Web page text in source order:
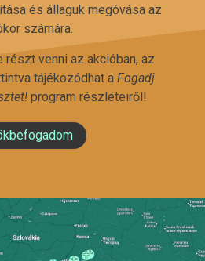
és állaguk megóvása az
számára.
részt venni az akcióban, az
tájékozódhat a Fogadj
program részleteiről!